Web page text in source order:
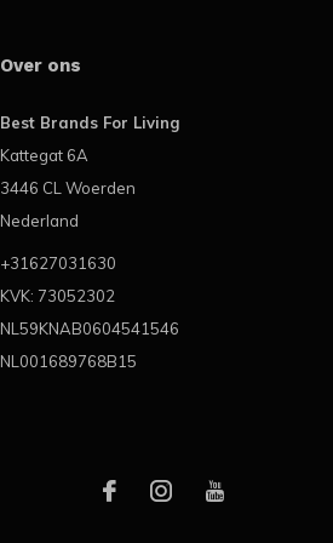
Over ons
Best Brands For Living
Kattegat 6A
3446 CL Woerden
Nederland
+31627031630
KVK: 73052302
NL59KNAB0604541546
NL001689768B15